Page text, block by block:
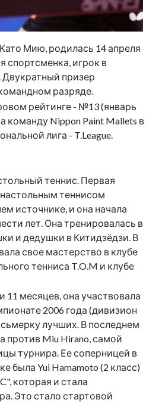
Като Мию, родилась 14 апреля
спортсменка, игрок в
Двукратный призер
разряде.
рейтинге - №13 (январь
команду Nippon Paint Mallets в
лига - T.League.
теннис. Первая
теннисом
источнике, и она начала
лет. Она тренировалась в
и дедушки в Китидзёдзи. В
свое мастерство в клубе
тенниса T.O.M и клубе
11 месяцев, она участвовала
2006 года (дивизион
лучших. В последнем
против Miu Hirano, самой
турнира. Ее соперницей в
была Yui Hamamoto (2 класс)
которая и стала
Это стало стартовой